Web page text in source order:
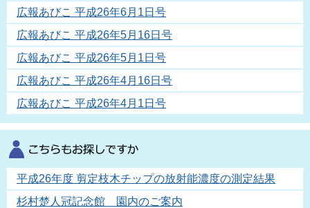
広報あびこ 平成26年6月1日号
広報あびこ 平成26年5月16日号
広報あびこ 平成26年5月1日号
広報あびこ 平成26年4月16日号
広報あびこ 平成26年4月1日号
平成26年度 剪定枝木チップの放射能濃度の測定結果
杉村楚人冠記念館 園内のご案内